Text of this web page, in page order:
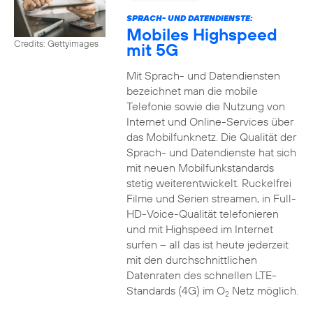
Credits: Gettyimages
SPRACH- UND DATENDIENSTE:
Mobiles Highspeed
mit 5G
Mit Sprach- und Datendiensten
bezeichnet man die mobile
Telefonie sowie die Nutzung von
Internet und Online-Services über
das Mobilfunknetz. Die Qualität der
Sprach- und Datendienste hat sich
mit neuen Mobilfunkstandards
stetig weiterentwickelt. Ruckelfrei
Filme und Serien streamen, in Full-
HD-Voice-Qualität telefonieren
und mit Highspeed im Internet
surfen – all das ist heute jederzeit
mit den durchschnittlichen
Datenraten des schnellen LTE-
Standards (4G) im O2Netz möglich.